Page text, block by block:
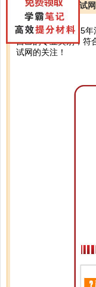
江苏公务员考试
您好，可参考2025
自己的专业类别，符
试网的关注！